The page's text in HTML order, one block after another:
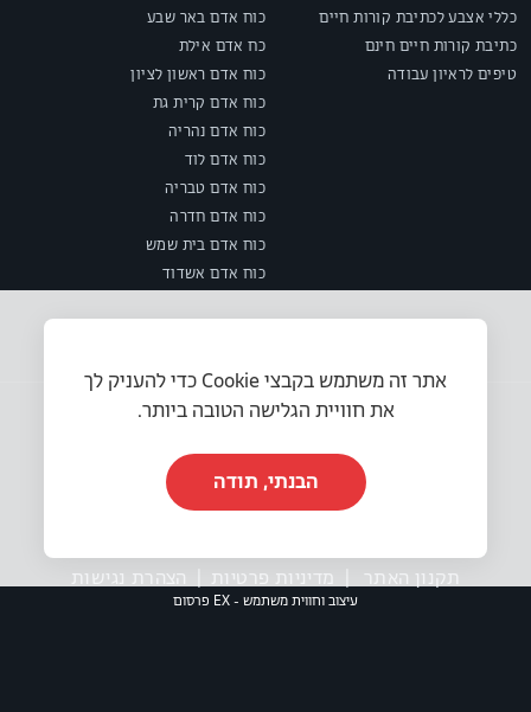
כללי אצבע לכתיבת קורות חיים
כתיבת קורות חיים חינם
טיפים לראיון עבודה
כוח אדם באר שבע
כח אדם אילת
כוח אדם ראשון לציון
כוח אדם קרית גת
כוח אדם נהריה
כוח אדם לוד
כוח אדם טבריה
כוח אדם חדרה
כוח אדם בית שמש
כוח אדם אשדוד
תקנון האתר מדיניות פרטיות הצהרת נגישות
עיצוב וחווית משתמש - EX פרסום
אתר זה משתמש בקבצי Cookie כדי להעניק לך
את חוויית הגלישה הטובה ביותר.
הבנתי, תודה